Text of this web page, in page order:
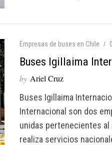
Empresas de buses en Chile
Buses Igillaima
by Ariel Cruz
Buses Igillaima
Internacional son dos
unidas pertenecientes al
realiza servicios